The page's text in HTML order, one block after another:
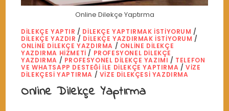
Online Dilekçe Yaptırma
DILEKÇE YAPTIR / DILEKÇE YAPTIRMAK İSTIYORUM /
DILEKÇE YAZDIR / DILEKÇE YAZDIRMAK ISTIYORUM /
ONLINE DILEKÇE YAZDIRMA / ONLINE DILEKÇE
YAZDIRMA HIZMETI / PROFESYONEL DILEKÇE
YAZDIRMA / PROFESYONEL DILEKÇE YAZIMI / TELEFON
VE WHATSAPP DESTEĞI İLE DILEKÇE YAPTIRMA /VIZE
DILEKÇESI YAPTIRMA / VIZE DILEKÇESI YAZDIRMA
Online Dilekçe Yaptırma